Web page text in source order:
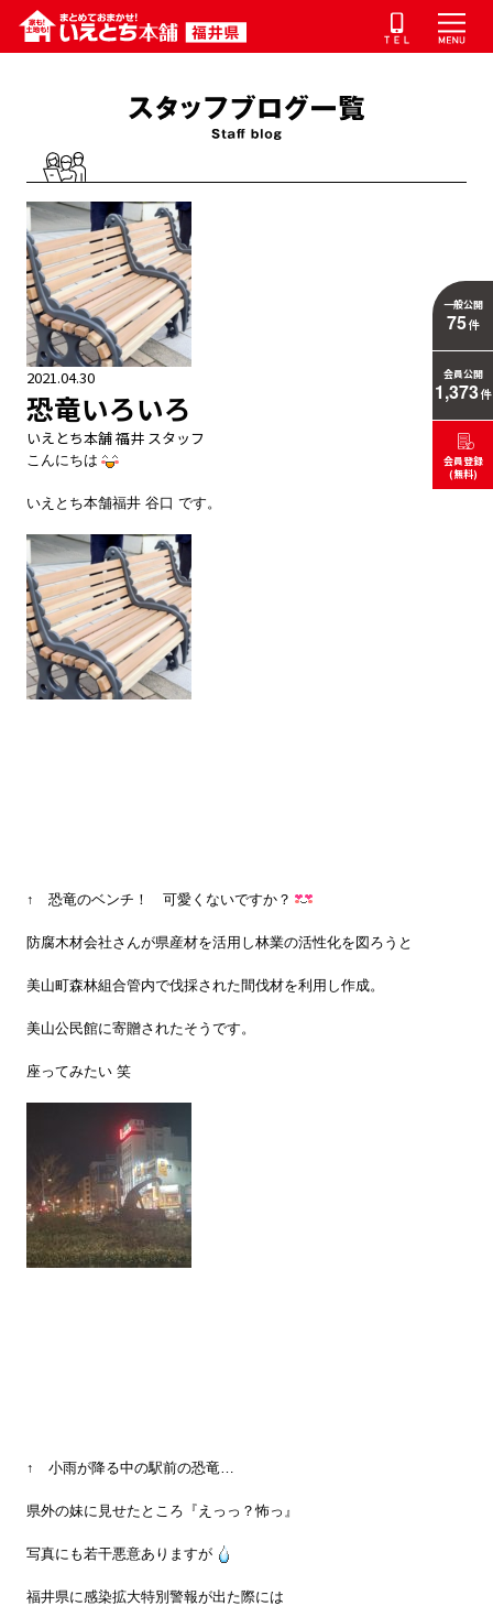
2021.04.30
恐竜いろいろ
いえとち本舗 福井 スタッフ
こんにちは
いえとち本舗福井 谷口 です。
↑ 恐竜のベンチ！ 可愛くないですか？
防腐木材会社さんが県産材を活用し林業の活性化を図ろうと
美山町森林組合管内で伐採された間伐材を利用し作成。
美山公民館に寄贈されたそうです。
座ってみたい 笑
↑ 小雨が降る中の駅前の恐竜…
県外の妹に見せたところ『えっっ？怖っ』
写真にも若干悪意ありますが
福井県に感染拡大特別警報が出た際には
一般公開
75件
会員公開
1,373件
会員登録
(無料)